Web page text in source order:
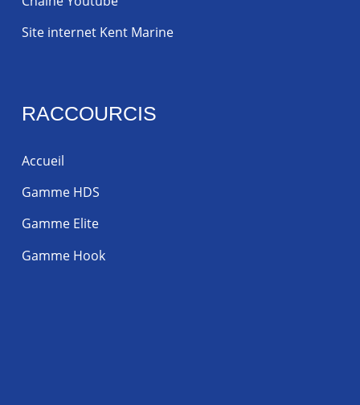
Site internet Kent Marine
RACCOURCIS
Accueil
Gamme HDS
Gamme Elite
Gamme Hook